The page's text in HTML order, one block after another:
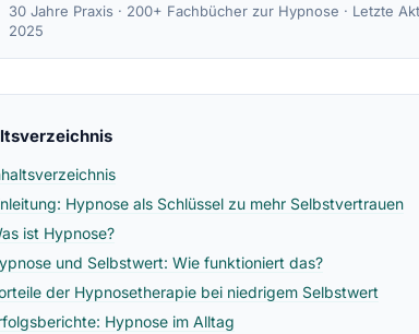
30 Jahre Praxis · 200+ Fachbücher zur Hypnose · Letzte
2025
Hypnose als Schlüssel zu mehr Selbstvertrauen
ist Hypnose?
und Selbstwert: Wie funktioniert das?
der Hypnosetherapie bei niedrigem Selbstwert
Hypnose im Alltag